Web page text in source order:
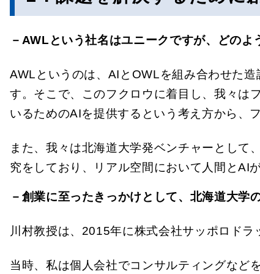
－AWLという社名はユニークですが、どのよ
AWLというのは、AIとOWLを組み合わせた
す。そこで、このフクロウに着目し、我々は
いるためのAIを提供するという考え方から、
また、我々は北海道大学発ベンチャーとして
究をしており、リアル空間において人間とAI
－創業に至ったきっかけとして、北海道大学
川村教授は、2015年に株式会社サッポロド
当時、私は個人会社でコンサルティングなど